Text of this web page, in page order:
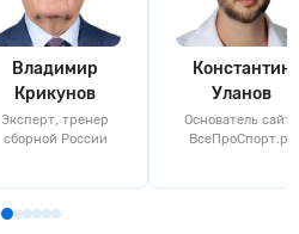
Владимир
Крикунов
Эксперт, тренер
сборной России
Константин
Уланов
Основатель сайта
ВсеПроСпорт.ру